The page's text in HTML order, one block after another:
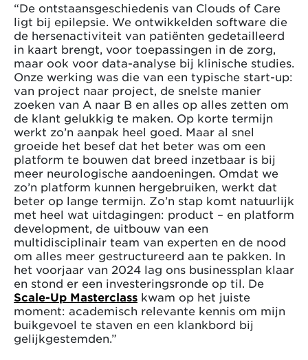
“De ontstaansgeschiedenis van Clouds of Care
ligt bij epilepsie. We ontwikkelden software die
de hersenactiviteit van patiënten gedetailleerd
in kaart brengt, voor toepassingen in de zorg,
maar ook voor data-analyse bij klinische studies.
Onze werking was die van een typische start-up:
van project naar project, de snelste manier
zoeken van A naar B en alles op alles zetten om
de klant gelukkig te maken. Op korte termijn
werkt zo’n aanpak heel goed. Maar al snel
groeide het besef dat het beter was om een
platform te bouwen dat breed inzetbaar is bij
meer neurologische aandoeningen. Omdat we
zo’n platform kunnen hergebruiken, werkt dat
beter op lange termijn. Zo’n stap komt natuurlijk
met heel wat uitdagingen: product – en platform
development, de uitbouw van een
multidisciplinair team van experten en de nood
om alles meer gestructureerd aan te pakken. In
het voorjaar van 2024 lag ons businessplan klaar
en stond er een investeringsronde op til. De
Scale-Up Masterclass kwam op het juiste
moment: academisch relevante kennis om mijn
buikgevoel te staven en een klankbord bij
gelijkgestemden.”